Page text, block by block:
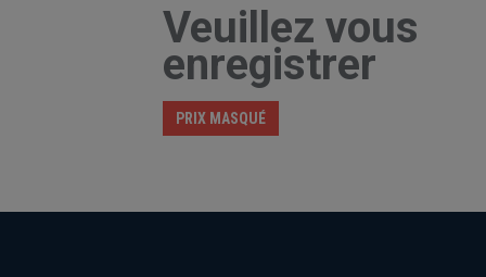
Veuillez vous
enregistrer
PRIX MASQUÉ